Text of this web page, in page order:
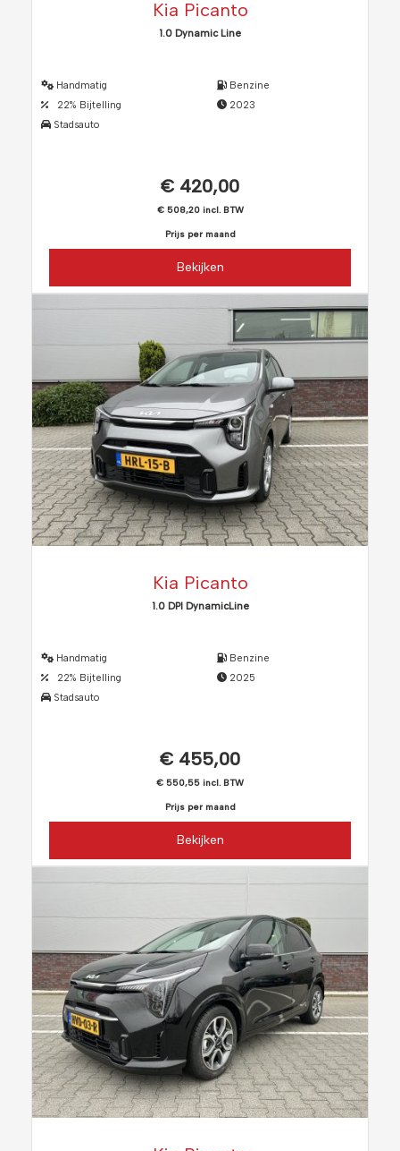
Kia Picanto
1.0 Dynamic Line
Handmatig
22% Bijtelling
Stadsauto
Benzine
2023
€ 420,00
€ 508,20 incl. BTW
Prijs per maand
Bekijken
Kia Picanto
1.0 DPI DynamicLine
Handmatig
22% Bijtelling
Stadsauto
Benzine
2025
€ 455,00
€ 550,55 incl. BTW
Prijs per maand
Bekijken